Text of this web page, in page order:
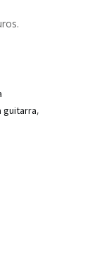
guitarra,